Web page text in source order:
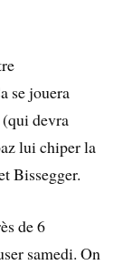
se jouera
devra
lui chiper la
Bissegger.
de 6
samedi. On